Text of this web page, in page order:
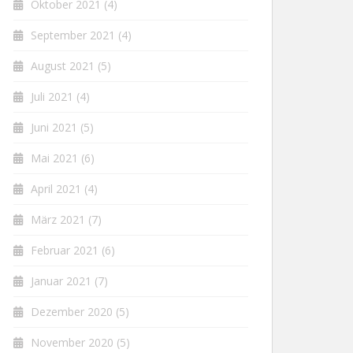
Oktober 2021 (4)
September 2021 (4)
August 2021 (5)
Juli 2021 (4)
Juni 2021 (5)
Mai 2021 (6)
April 2021 (4)
März 2021 (7)
Februar 2021 (6)
Januar 2021 (7)
Dezember 2020 (5)
November 2020 (5)